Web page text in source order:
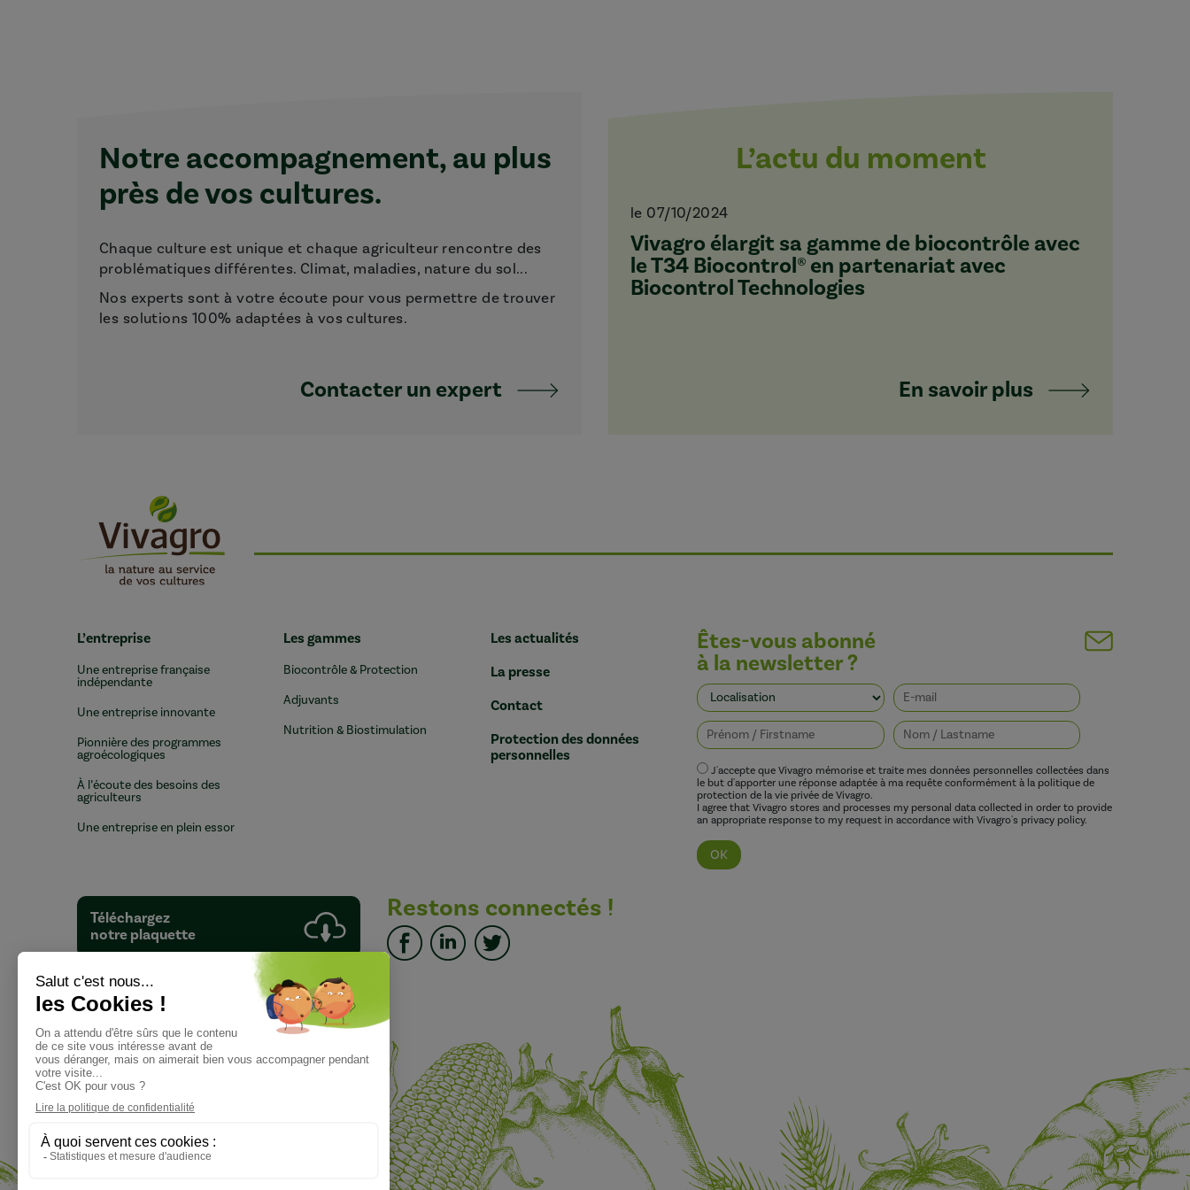
Notre accompagnement, au plus
près de vos cultures.
Chaque culture est unique et chaque agriculteur rencontre des
problématiques différentes. Climat, maladies, nature du sol...
Nos experts sont à votre écoute pour vous permettre de trouver
les solutions 100% adaptées à vos cultures.
Contacter un expert
L’actu du moment
le 07/10/2024
Vivagro élargit sa gamme de biocontrôle avec
le T34 Biocontrol® en partenariat avec
Biocontrol Technologies
En savoir plus
L’entreprise
Une entreprise française
indépendante
Une entreprise innovante
Pionnière des programmes
agroécologiques
À l’écoute des besoins des
agriculteurs
Une entreprise en plein essor
Les gammes
Biocontrôle & Protection
Adjuvants
Nutrition & Biostimulation
Les actualités
La presse
Contact
Protection des données
personnelles
Téléchargez
notre plaquette
Restons connectés !
Êtes-vous abonné
à la newsletter ?
J'accepte que Vivagro mémorise et traite mes données personnelles collectées dans
le but d'apporter une réponse adaptée à ma requête conformément à la politique de
protection de la vie privée de Vivagro.
I agree that Vivagro stores and processes my personal data collected in order to provide
an appropriate response to my request in accordance with Vivagro's privacy policy.